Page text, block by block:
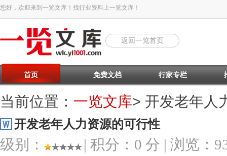
您好，欢迎来到一览文库！找行业资料上一览文库！
返回一览首页
首页 免费文档 行家专栏
当前位置： 一览文库> 开发老年人
开发老年人力资源的可行性
级别：
| 积分：0 分 | 浏览：